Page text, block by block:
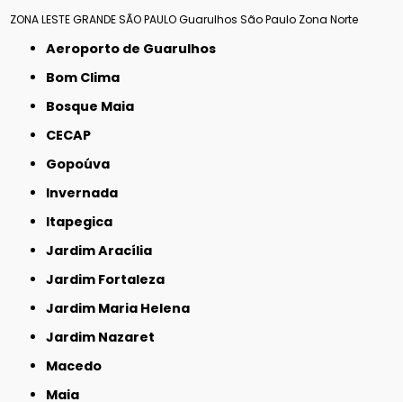
ZONA LESTEGRANDE SÃO PAULOGuarulhos São Paulo Zona Norte
Aeroporto de Guarulhos
Bom Clima
Bosque Maia
CECAP
Gopoúva
Invernada
Itapegica
Jardim Aracília
Jardim Fortaleza
Jardim Maria Helena
Jardim Nazaret
Macedo
Maia